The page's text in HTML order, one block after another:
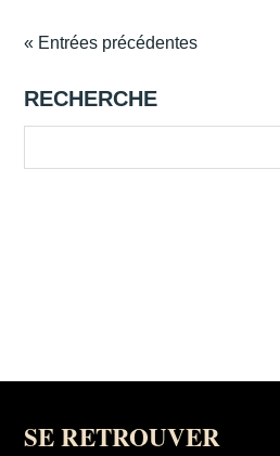
« Entrées précédentes
RECHERCHE
SE RETROUVER